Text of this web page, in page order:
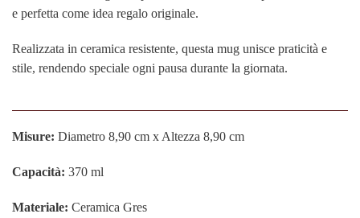
e perfetta come idea regalo originale.
Realizzata in ceramica resistente, questa mug unisce praticità e
stile, rendendo speciale ogni pausa durante la giornata.
Misure: Diametro 8,90 cm x Altezza 8,90 cm
Capacità: 370 ml
Materiale: Ceramica Gres